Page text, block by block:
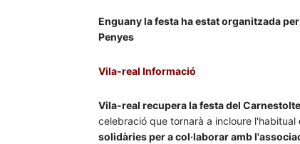
Enguany la festa ha estat organitzada
Penyes
Vila-real Informació
Vila-real recupera la festa del
celebració que tornarà a incloure l'habitual
solidàries per a col·laborar amb